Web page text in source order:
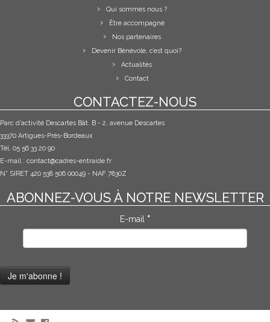
Qui sommes nous ?
Être accompagné
Nos partenaires
Devenir Bénévole, c’est quoi?
Actualités
Contact
CONTACTEZ-NOUS
Parc d’activité Descartes Bât. B - 2, avenue Descartes
33370 Artigues-Près-Bordeaux
Tél. 05 56 33 20 90
E-mail : contact@cadres-entraide.fr
N° SIRET 420 538 506 00049 - NAF 7830Z
ABONNEZ-VOUS À NOTRE NEWSLETTER
E-mail *